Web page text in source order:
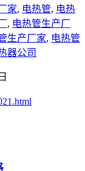
家, 电热管, 电热
, 电热管生产厂
生产厂家, 电热管
器公司